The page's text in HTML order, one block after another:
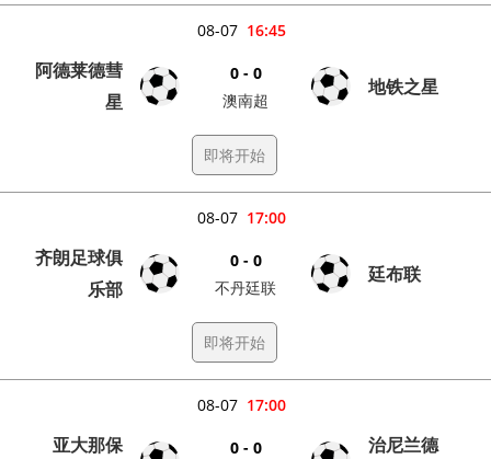
16:45
08-07
阿德莱德彗
星
0 - 0
澳南超
地铁之星
即将开始
17:00
08-07
齐朗足球俱
乐部
0 - 0
不丹廷联
廷布联
即将开始
17:00
08-07
亚大那保
0 - 0
治尼兰德